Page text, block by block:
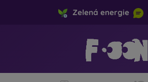
Zelená energie